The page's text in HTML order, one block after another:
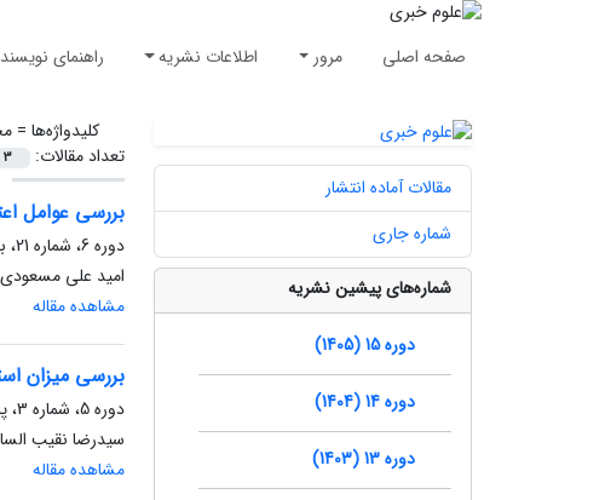
صفحه اصلی مرور اطلاعات نشریه راهنمای
کلیدواژه‌ها =
تعداد مقالات:
3
بررسی عوامل
دوره 6، شماره 21، بهار 1396، صفحه
امید علی مسعودی
مشاهده مقاله
بررسی میزان
دوره 5، شماره 3، پاییز 1395، صفحه
سیدرضا نقیب
مشاهده مقاله
مقالات آماده انتشار
شماره جاری
شماره‌های پیشین نشریه
دوره 15 (1405)
دوره 14 (1404)
دوره 13 (1403)